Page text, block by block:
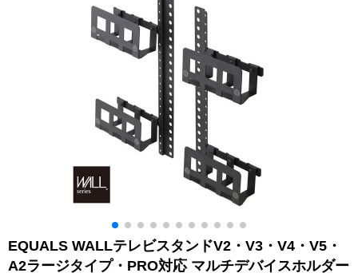
EQUALS WALLテレビスタンドV2・V3・V4・V5・
A2ラージタイプ・PRO対応 マルチデバイスホルダー